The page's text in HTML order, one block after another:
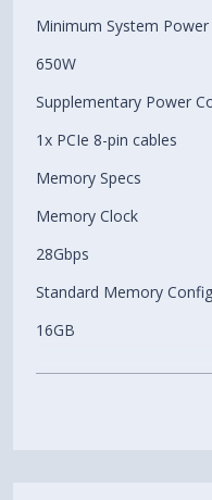
Minimum System
650W
Supplementary Power
1x PCIe 8-pin cables
Memory Specs
Memory Clock
28Gbps
Standard Memory Config
16GB
Memory Interface